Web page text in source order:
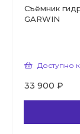
Съёмник
GARWIN
Доступно
33 900 ₽